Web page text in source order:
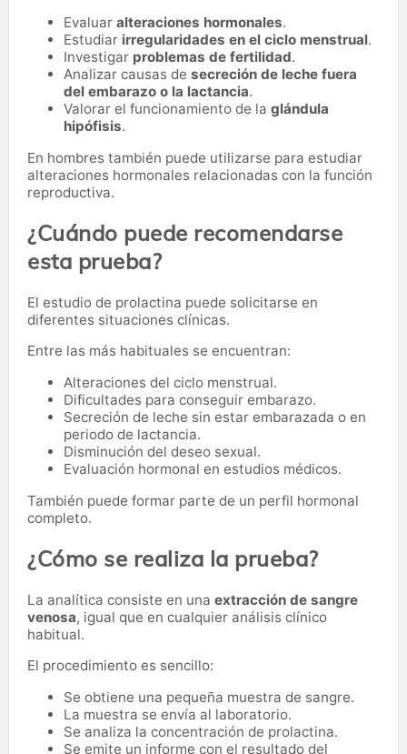
Evaluar alteraciones hormonales.
Estudiar irregularidades en el ciclo menstrual.
Investigar problemas de fertilidad.
Analizar causas de secreción de leche fuera
del embarazo o la lactancia.
Valorar el funcionamiento de la glándula
hipófisis.
En hombres también puede utilizarse para estudiar
alteraciones hormonales relacionadas con la función
reproductiva.
¿Cuándo puede recomendarse
esta prueba?
El estudio de prolactina puede solicitarse en
diferentes situaciones clínicas.
Entre las más habituales se encuentran:
Alteraciones del ciclo menstrual.
Dificultades para conseguir embarazo.
Secreción de leche sin estar embarazada o en
periodo de lactancia.
Disminución del deseo sexual.
Evaluación hormonal en estudios médicos.
También puede formar parte de un perfil hormonal
completo.
¿Cómo se realiza la prueba?
La analítica consiste en una extracción de sangre
venosa, igual que en cualquier análisis clínico
habitual.
El procedimiento es sencillo:
Se obtiene una pequeña muestra de sangre.
La muestra se envía al laboratorio.
Se analiza la concentración de prolactina.
Se emite un informe con el resultado del